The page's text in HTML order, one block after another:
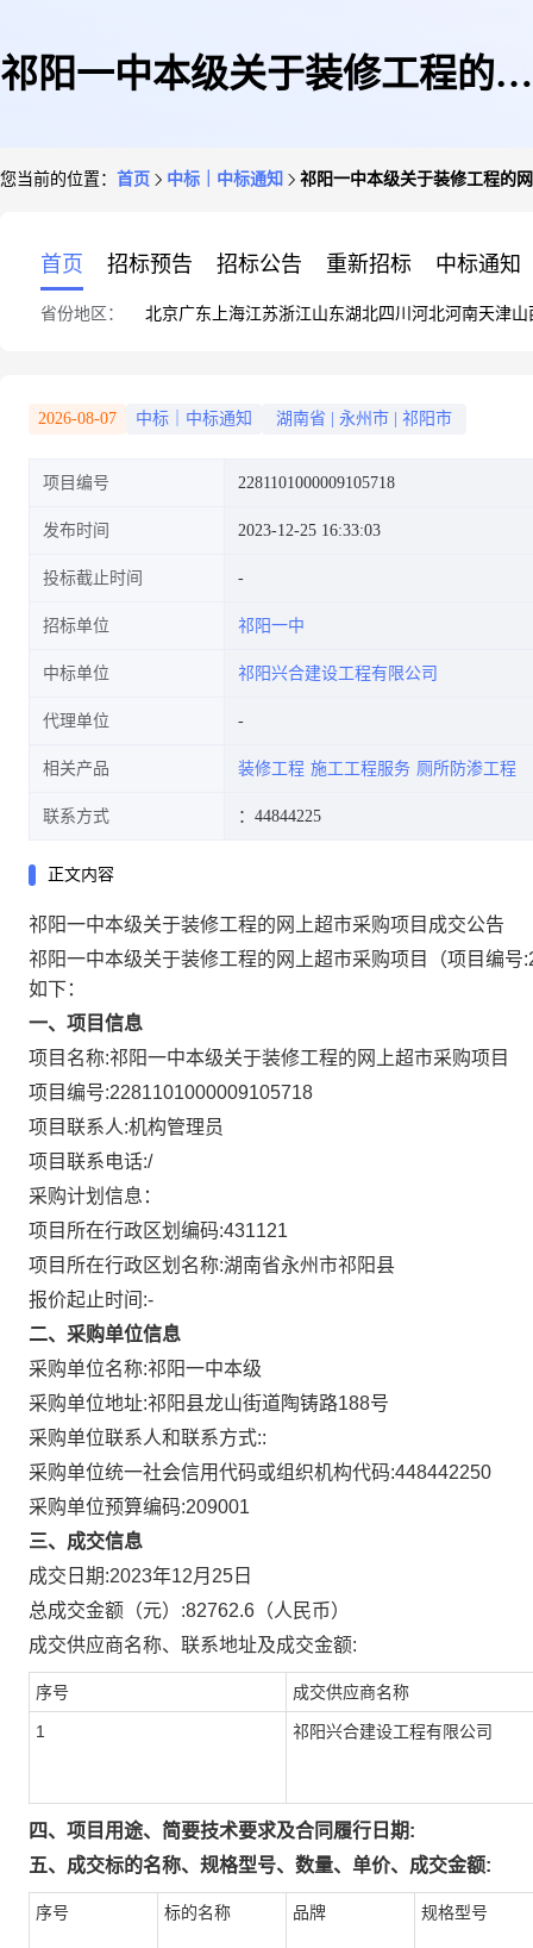
祁阳一中本级关于装修工程的网
您当前的位置： 首页 中标｜中标通知 祁阳一中本级关于装修工程的
首页 招标预告 招标公告 重新招标 中标通知
省份地区： 北京广东 上海江苏浙江山东湖北四川 河北河南天津山
2026-08-07 中标｜中标通知 湖南省 永州市 祁阳市
项目编号 2281101000009105718
发布时间 2023-12-25 16:33:03
投标截止时间
招标单位 祁阳一中
中标单位 祁阳兴合建设工程有限公司
代理单位
相关产品 装修工程 施工工程服务 厕所防渗工程
联系方式 ：44844225
正文内容
祁阳一中本级关于装修工程的网上超市采购项目成交公告
祁阳一中本级关于装修工程的网上超市采购项目
（项目编号:
如下：
一、项目信息
项目名称:祁阳一中本级关于装修工程的网上超市采购项目
项目编号:2281101000009105718
项目联系人:机构管理员
项目联系电话:/
采购计划信息：
项目所在行政区划编码:431121
项目所在行政区划名称:湖南省永州市祁阳县
报价起止时间:-
二、采购单位信息
采购单位名称:祁阳一中本级
采购单位地址:祁阳县龙山街道陶铸路188号
采购单位联系人和联系方式::
采购单位统一社会信用代码或组织机构代码:448442250
采购单位预算编码:209001
三、成交信息
成交日期:2023年12月25日
总成交金额（元）:82762.6 （人民币）
成交供应商名称、联系地址及成交金额:
序号 成交供应商名称
1 祁阳兴合建设工程有限公司
四、项目用途、简要技术要求及合同履行日期:
五、成交标的名称、规格型号、数量、单价、成交金额:
序号 标的名称 品牌 规格型号